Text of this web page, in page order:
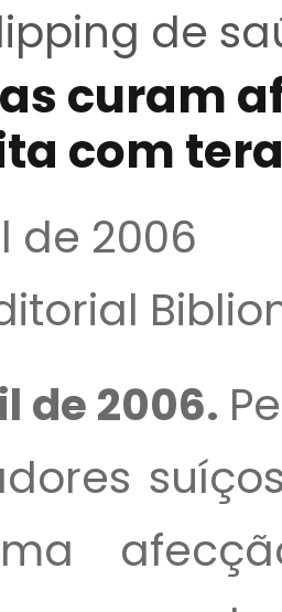
de
curam
com
de 2006
de 2006.